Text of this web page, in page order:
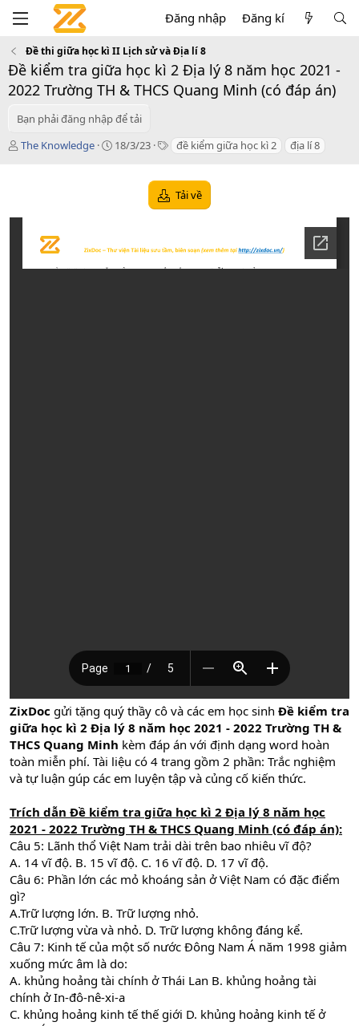
Đăng nhập Đăng kí
Đề thi giữa học kì II Lịch sử và Địa lí 8
Đề kiểm tra giữa học kì 2 Địa lý 8 năm học 2021 -
2022 Trường TH & THCS Quang Minh (có đáp án)
Bạn phải đăng nhập để tải
T
ả
The Knowledge
C18/3/23
T đề kiểm giữa học kì 2 địa lí 8
Tải về
ZixDoc gửi tặng quý thầy cô và các em học sinh Đề kiểm tra
giữa học kì 2 Địa lý 8 năm học 2021 - 2022 Trường TH &
THCS Quang Minh kèm đáp án với định dạng word hoàn
toàn miễn phí. Tài liệu có 4 trang gồm 2 phần: Trắc nghiệm
và tự luận gúp các em luyện tập và củng cố kiến thức.
Trích dẫn Đề kiểm tra giữa học kì 2 Địa lý 8 năm học
2021 - 2022 Trường TH & THCS Quang Minh (có đáp án):
Câu 5: Lãnh thổ Việt Nam trải dài trên bao nhiêu vĩ độ?
A. 14 vĩ độ. B. 15 vĩ độ. C. 16 vĩ độ. D. 17 vĩ độ.
Câu 6: Phần lớn các mỏ khoáng sản ở Việt Nam có đặc điểm
gì?
A.Trữ lượng lớn. B. Trữ lượng nhỏ.
C.Trữ lượng vừa và nhỏ. D. Trữ lượng không đáng kể.
Câu 7: Kinh tế của một số nước Đông Nam Á năm 1998 giảm
xuống mức âm là do:
A. khủng hoảng tài chính ở Thái Lan B. khủng hoảng tài
chính ở In-đô-nê-xi-a
C. khủng hoảng kinh tế thế giới D. khủng hoảng kinh tế ở